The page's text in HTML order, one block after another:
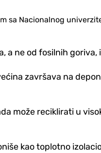
sa Nacionalnog
ne od fosilnih
završava na
može reciklirati u
kao toplotno